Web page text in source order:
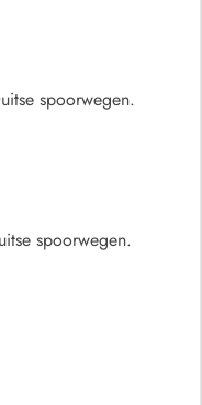
spoorwegen.
spoorwegen.